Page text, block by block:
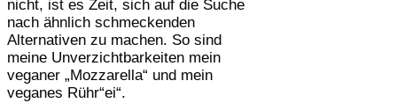
nicht, ist es Zeit, sich auf die Suche
nach ähnlich schmeckenden
Alternativen zu machen. So sind
meine Unverzichtbarkeiten mein
veganer „Mozzarella“ und mein
veganes Rühr“ei“.